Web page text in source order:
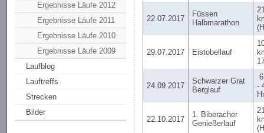
Ergebnisse Läufe 2012
Ergebnisse Läufe 2011
Ergebnisse Läufe 2010
Ergebnisse Läufe 2009
Laufblog
Lauftreffs
Strecken
Bilder
22.07.2017
Füssen
Halbmarathon
29.07.2017 Eistobellauf
24.09.2017
Schwarzer Grat
Berglauf
-
22.10.2017
1. Biberacher
Genießerlauf